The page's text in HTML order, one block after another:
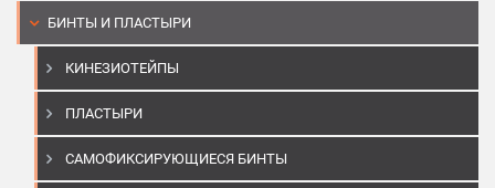
БИНТЫ И ПЛАСТЫРИ
КИНЕЗИОТЕЙПЫ
ПЛАСТЫРИ
САМОФИКСИРУЮЩИЕСЯ БИНТЫ